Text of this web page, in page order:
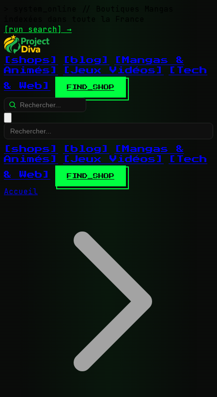
// Boutiques Mangas
indexées dans toute la France
[run search] →
[shops] [blog]
[Mangas &
Animés]
[Jeux Vidéos]
[Tech
& Web]
FIND_SHOP
[shops] [blog]
[Mangas &
Animés]
[Jeux Vidéos]
[Tech
& Web]
FIND_SHOP
Accueil